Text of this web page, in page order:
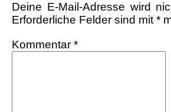
Deine E-Mail-Adresse wird
Erforderliche Felder sind mit*
Kommentar *